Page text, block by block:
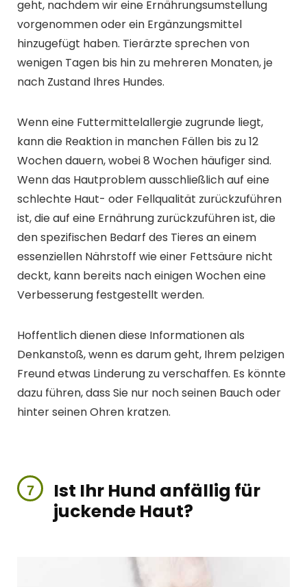
geht, nachdem wir eine Ernährungsumstellung
vorgenommen oder ein Ergänzungsmittel
hinzugefügt haben. Tierärzte sprechen von
wenigen Tagen bis hin zu mehreren Monaten, je
nach Zustand Ihres Hundes.
Wenn eine Futtermittelallergie zugrunde liegt,
kann die Reaktion in manchen Fällen bis zu 12
Wochen dauern, wobei 8 Wochen häufiger sind.
Wenn das Hautproblem ausschließlich auf eine
schlechte Haut- oder Fellqualität zurückzuführen
ist, die auf eine Ernährung zurückzuführen ist, die
den spezifischen Bedarf des Tieres an einem
essenziellen Nährstoff wie einer Fettsäure nicht
deckt, kann bereits nach einigen Wochen eine
Verbesserung festgestellt werden.
Hoffentlich dienen diese Informationen als
Denkanstoß, wenn es darum geht, Ihrem pelzigen
Freund etwas Linderung zu verschaffen. Es könnte
dazu führen, dass Sie nur noch seinen Bauch oder
hinter seinen Ohren kratzen.
Ist Ihr Hund anfällig für
juckende Haut?